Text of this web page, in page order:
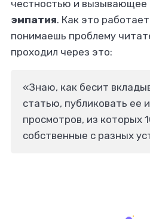
честностью и вызывающее
эмпатия. Как это
понимаешь проблему
проходил через это:
«Знаю, как бесит
статью, публиковать ее
просмотров, из которых
собственные с разных